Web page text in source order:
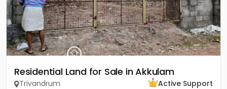
Residential Land for Sale in Akkulam
Trivandrum
Active Support